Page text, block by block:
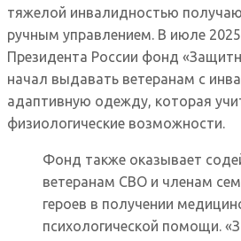
тяжелой инвалидностью
ручным управлением. В июле
Президента России фонд
начал выдавать ветеранам с
адаптивную одежду, которая
физиологические возможности.
Фонд также оказывает
ветеранам СВО и членам
героев в получении
психологической помощи.